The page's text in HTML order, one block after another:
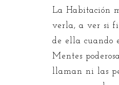
La Habitación
verla, a ver si
de ella cuando
Mentes
llaman ni las